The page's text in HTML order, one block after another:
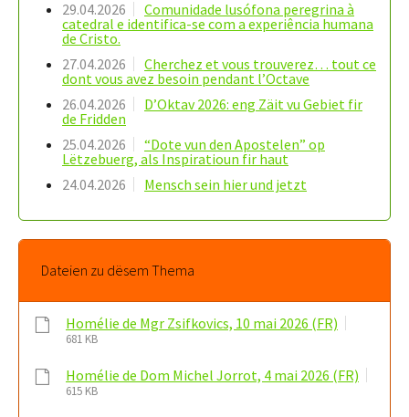
29.04.2026
Comunidade lusófona peregrina à
catedral e identifica-se com a experiência humana
de Cristo.
27.04.2026
Cherchez et vous trouverez… tout ce
dont vous avez besoin pendant l’Octave
26.04.2026
D’Oktav 2026: eng Zäit vu Gebiet fir
de Fridden
25.04.2026
“Dote vun den Apostelen” op
Lëtzebuerg, als Inspiratioun fir haut
24.04.2026
Mensch sein hier und jetzt
Dateien zu dësem Thema
Homélie de Mgr Zsifkovics, 10 mai 2026 (FR)
681 KB
Homélie de Dom Michel Jorrot, 4 mai 2026 (FR)
615 KB